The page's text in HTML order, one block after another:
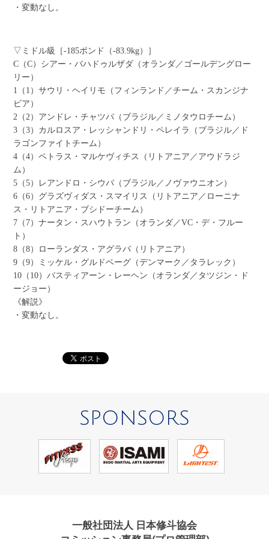
・変動なし。
▽ミドル級［-185ポンド（-83.9kg）］
C（C）シアー・バハドゥルザダ（オランダ／ゴールデングロー
リー）
1（1）サウリ・ヘイリモ（フィンランド／チーム・スカンジナ
ビア）
2（2）アンドレ・チャツバ（ブラジル／ミノタウロチーム）
3（3）カルロスア・レッシャンドリ・ペレイラ（ブラジル／ド
ラゴンファイトチーム）
4（4）ペトラス・マルケヴィチス（リトアニア／アウドラジ
ム）
5（5）レアンドロ・シウバ（ブラジル／ノヴァウニオン）
6（6）グラズヴィダス・スマイリス（リトアニア／ローニナ
ス・リトアニア・ブシドーチーム）
7（7）ナータン・スハウトラン（オランダ／VC・デ・フルー
ト）
8（8）ローランダス・アグラバ（リトアニア）
9（9）ミッケル・グルドベーグ（デンマーク／タラレック）
10（10）バスティアーン・レーヘン（オランダ／タツジン・ド
ージョー）
《解説》
・変動なし。
SPONSORS
一般社団法人 日本修斗協会